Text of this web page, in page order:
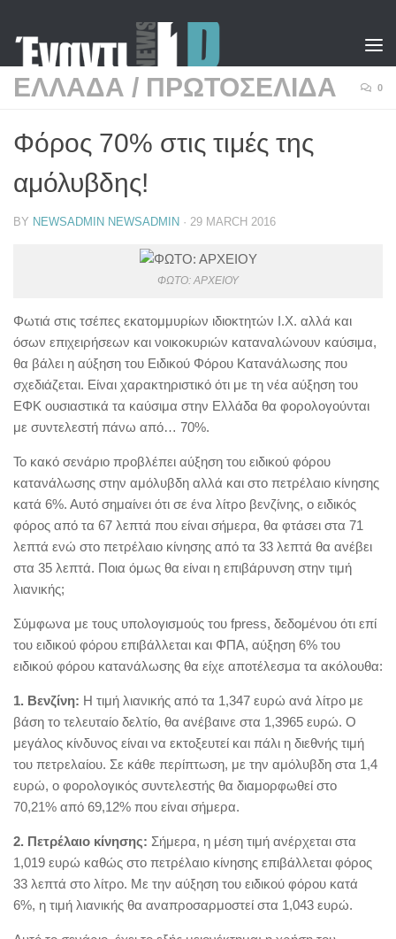
ΕΛΛΑΔΑ / ΠΡΩΤΟΣΕΛΙΔΑ 0
Φόρος 70% στις τιμές της
αμόλυβδης!
BY NEWSADMIN NEWSADMIN · 29 MARCH 2016
ΦΩΤΟ: ΑΡΧΕΙΟΥ
Φωτιά στις τσέπες εκατομμυρίων ιδιοκτητών Ι.Χ. αλλά και
όσων επιχειρήσεων και νοικοκυριών καταναλώνουν καύσιμα,
θα βάλει η αύξηση του Ειδικού Φόρου Κατανάλωσης που
σχεδιάζεται. Είναι χαρακτηριστικό ότι με τη νέα αύξηση του
ΕΦΚ ουσιαστικά τα καύσιμα στην Ελλάδα θα φορολογούνται
με συντελεστή πάνω από… 70%.
Το κακό σενάριο προβλέπει αύξηση του ειδικού φόρου
κατανάλωσης στην αμόλυβδη αλλά και στο πετρέλαιο κίνησης
κατά 6%. Αυτό σημαίνει ότι σε ένα λίτρο βενζίνης, ο ειδικός
φόρος από τα 67 λεπτά που είναι σήμερα, θα φτάσει στα 71
λεπτά ενώ στο πετρέλαιο κίνησης από τα 33 λεπτά θα ανέβει
στα 35 λεπτά. Ποια όμως θα είναι η επιβάρυνση στην τιμή
λιανικής;
Σύμφωνα με τους υπολογισμούς του fpress, δεδομένου ότι επί
του ειδικού φόρου επιβάλλεται και ΦΠΑ, αύξηση 6% του
ειδικού φόρου κατανάλωσης θα είχε αποτέλεσμα τα ακόλουθα:
1. Βενζίνη: Η τιμή λιανικής από τα 1,347 ευρώ ανά λίτρο με
βάση το τελευταίο δελτίο, θα ανέβαινε στα 1,3965 ευρώ. Ο
μεγάλος κίνδυνος είναι να εκτοξευτεί και πάλι η διεθνής τιμή
του πετρελαίου. Σε κάθε περίπτωση, με την αμόλυβδη στα 1,4
ευρώ, ο φορολογικός συντελεστής θα διαμορφωθεί στο
70,21% από 69,12% που είναι σήμερα.
2. Πετρέλαιο κίνησης: Σήμερα, η μέση τιμή ανέρχεται στα
1,019 ευρώ καθώς στο πετρέλαιο κίνησης επιβάλλεται φόρος
33 λεπτά στο λίτρο. Με την αύξηση του ειδικού φόρου κατά
6%, η τιμή λιανικής θα αναπροσαρμοστεί στα 1,043 ευρώ.